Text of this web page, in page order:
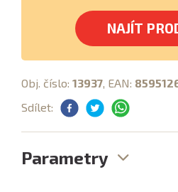
NAJÍT
Obj. číslo: 13937 , EAN:
Sdílet:
Parametry